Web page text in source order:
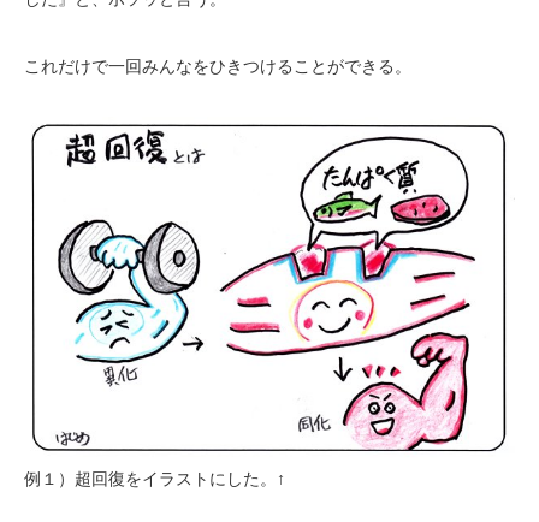
これだけで一回みんなをひきつけることができる。
例１）超回復をイラストにした。↑